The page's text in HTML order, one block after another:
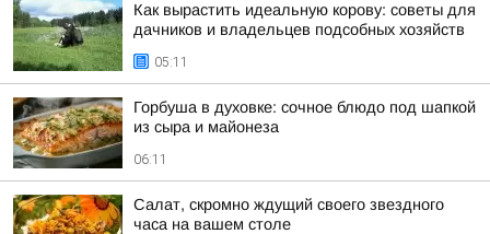
Как вырастить идеальную корову: советы для
дачников и владельцев подсобных хозяйств
05:11
Горбуша в духовке: сочное блюдо под шапкой
из сыра и майонеза
06:11
Салат, скромно ждущий своего звездного
часа на вашем столе